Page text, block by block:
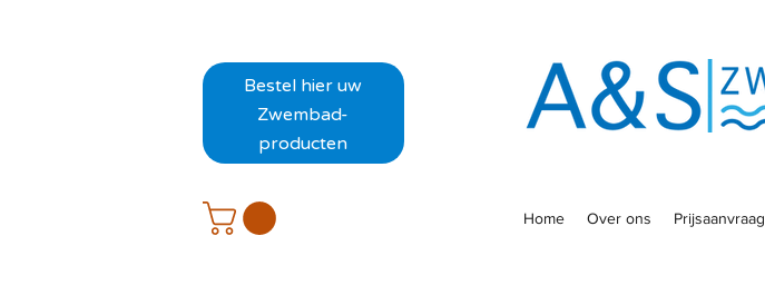
Bestel hier uw
Zwembad-
producten
Home Over ons Prijsaanvraag